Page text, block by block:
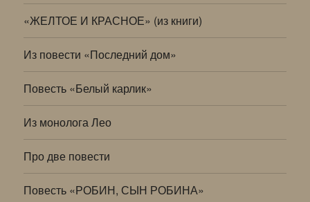
«ЖЕЛТОЕ И КРАСНОЕ» (из книги)
Из повести «Последний дом»
Повесть «Белый карлик»
Из монолога Лео
Про две повести
Повесть «РОБИН, СЫН РОБИНА»